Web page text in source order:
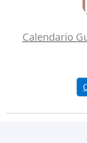
Calendario